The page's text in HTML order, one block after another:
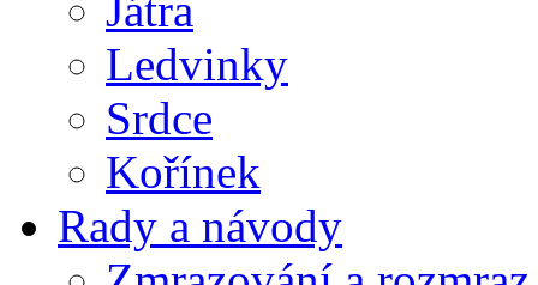
Ledvinky
Srdce
Kořínek
Rady a návody